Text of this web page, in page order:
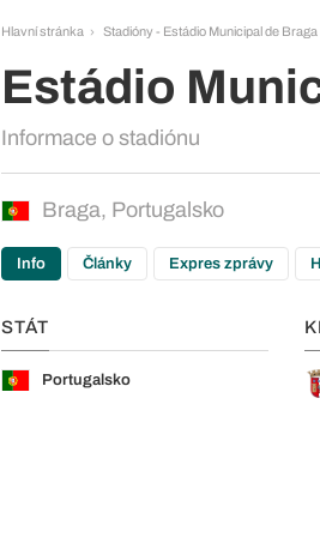
Hlavní stránka Stadióny - Estádio Municipal de Braga
Estádio
Informace o stadiónu
Braga, Portugalsko
Info Články Expres zprávy
STÁT
Portugalsko